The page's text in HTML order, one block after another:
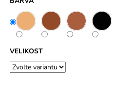
VELIKOST
č
e
m
e